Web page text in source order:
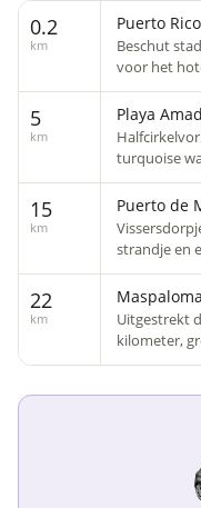
0.2
km
Puerto
Beschut
voor het
5
km
Playa
turquoise
15
km
Puerto de
strandje en
22
km
Uitgestrekt
kilometer,